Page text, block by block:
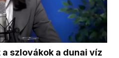
szlovákok a dunai víz